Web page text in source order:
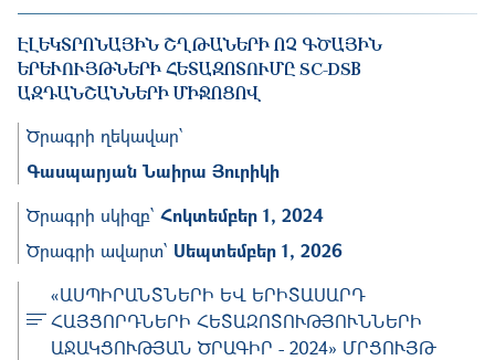
ԷԼԵԿՏՐՈՆԱՅԻՆ ՇՂԹԱՆԵՐԻ ՈՉ ԳԾԱՅԻՆ
ԵՐԵՒՈՒՅԹՆԵՐԻ ՀԵՏԱԶՈՏՈՒՄԸ SC-DSB Ա
ԶԴԱՆՇԱՆՆԵՐԻ ՄԻՋՈՑՈՎ
Ծրագրի ղեկավար՝
Գասպարյան Նաիրա Յուրիկի
Ծրագրի սկիզբ՝ Հոկտեմբեր 1, 2024
Ծրագրի ավարտ՝ Սեպտեմբեր 1, 2026
«ԱՍՊԻՐԱՆՏՆԵՐԻ ԵՎ ԵՐԻՏԱՍԱՐԴ
ՀԱՅՑՈՐԴՆԵՐԻ ՀԵՏԱԶՈՏՈՒԹՅՈՒՆՆԵՐԻ
ԱՋԱԿՑՈՒԹՅԱՆ ԾՐԱԳԻՐ - 2024» ՄՐՑՈՒՅԹ